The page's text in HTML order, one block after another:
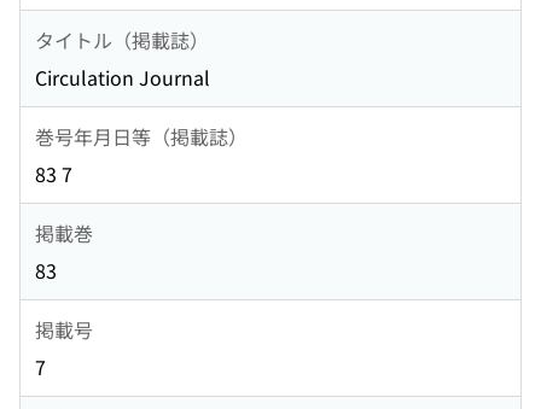
タイトル（掲載誌）
Circulation Journal
巻号年月日等（掲載誌）
83 7
掲載巻
83
掲載号
7